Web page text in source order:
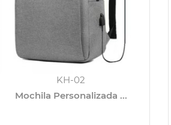
KH-02
Mochila Personalizada ...